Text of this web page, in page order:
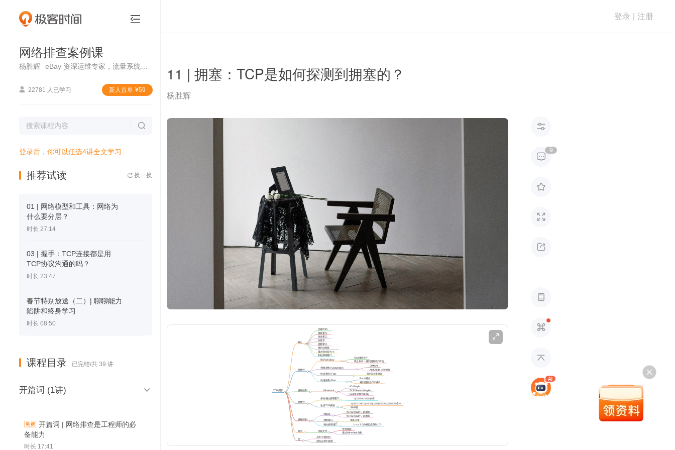

网络排查案例课
杨胜辉
 22781 人已学习 新⼈⾸单 ¥59

登录后，你可以任选4讲全文学习
推荐试读  换一换
01 | 网络模型和工具：网络为
什么要分层？
时长 27:14
03 | 握手：TCP连接都是用
TCP协议沟通的吗？
时长 23:47
春节特别放送（二）| 聊聊能力
陷阱和终身学习
时长 08:50
课程目录 已完结/共 39 讲
开篇词 (1讲) 
开篇词 | 网络排查是工程师的必
备能力
时长 17:41
 网络排查案例课 登录 注册
11 | 拥塞：TCP是如何探测到拥塞的？
杨胜辉
通过Wireshark分析
专线限速
设置失误
Linux 3.0内核起提升到10个
每条连接
独立维护
当RW>CW时，速度由
CW决定
当RW<CW时，速度由
RW决定
BBR算
法
sysctl net.ipv4.tcp_congestion_control 命令
ip route change 命
令
Expert Information
TCP Stream Graphs
I/O Graph
遇到拥塞后CW减半，
Reno算法
引入
收到3次重复确
认后触发
AIMD策略：和性增
长乘性降低
CW线性
增长
终止条件：遇到拥塞或CW达
到ssthresh
CW以翻倍方
式增长
抓包分析中观察
工作中遇到的
拥塞问题
传输文件
初始拥塞窗口
拥塞窗口
(CW)
传输速
改变TCP拥塞
修改初始拥塞窗口
Wireshark
快速恢复 (Fast
快速重传 (Fast
拥塞避免 (Congestion
慢启动 (Slow
初始拥塞窗口
最大报文段大小
(MSS)
慢启动阈值
(ssthresh)
拥塞窗口
(CW)
在途字
节数
发送窗口
(SW)
接收窗口
(RW)
往返时间
(RTT)
案例
拥塞控制
拥塞控
拥塞控制
拥塞控
制机制
核心
TCP拥塞



9





